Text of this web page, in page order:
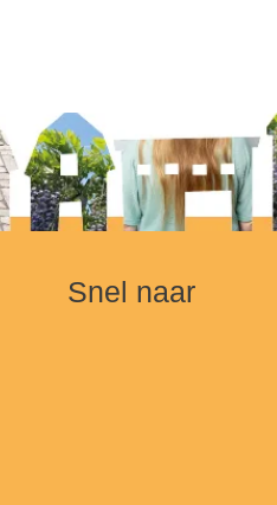
Snel naar